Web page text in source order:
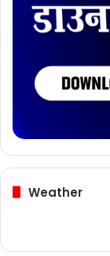
Weather